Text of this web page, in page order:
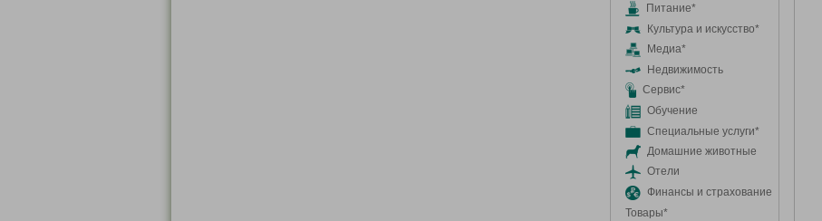
Питание*
Культура и искусство*
Медиа*
Недвижимость
Сервис*
Обучение
Специальные услуги*
Домашние животные
Отели
Финансы и страхование
Товары*